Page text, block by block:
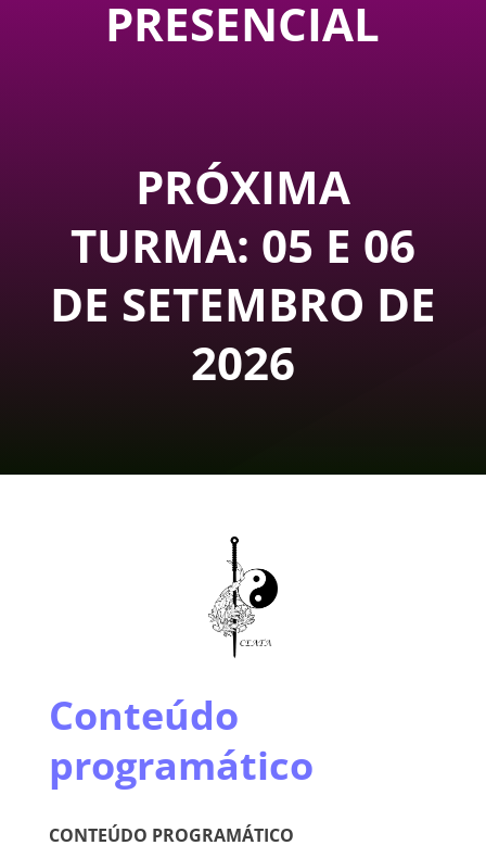
PRESENCIAL
PRÓXIMA
TURMA: 05 E 06
DE SETEMBRO DE
2026
Conteúdo
programático
CONTEÚDO PROGRAMÁTICO